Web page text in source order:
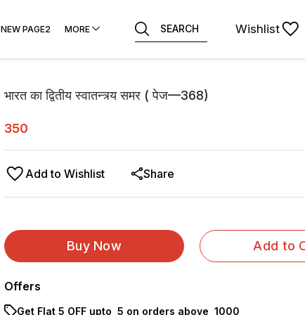
NEW PAGE2 MORE SEARCH Wishlist
भारत का द्वितीय स्वातन्त्र्य समर ( पेज—368)
350
Add to Wishlist Share
Buy Now Add to
Offers
Get Flat ₹5 OFF upto ₹ 5 on orders above ₹ 1000